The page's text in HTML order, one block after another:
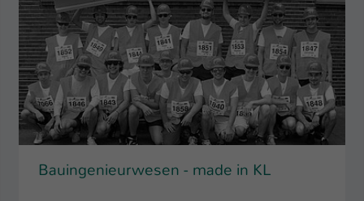
Bauingenieurwesen - made in KL
Name be_typo_user
Anbieter TYPO3
Laufzeit 1 Tag
Dieser Cookie teilt der Webseite mit, ob
angemeldet ist und Rechte besitzt diese